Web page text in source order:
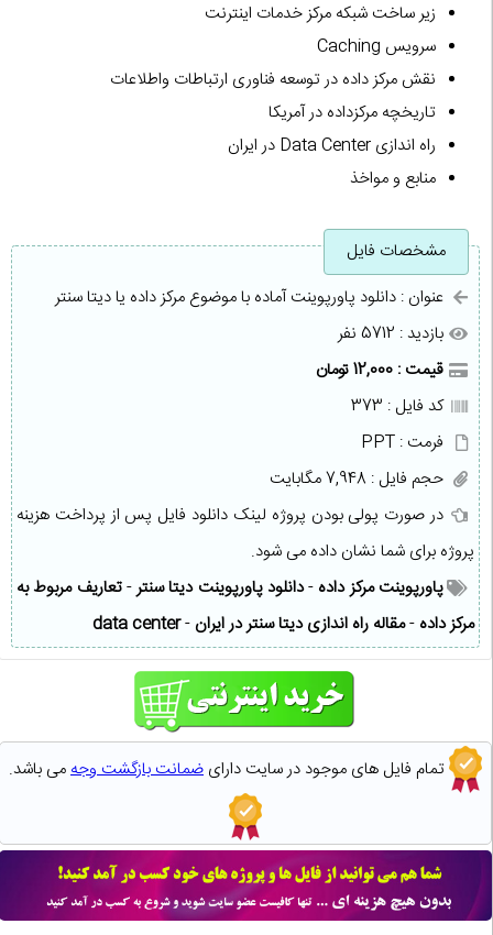
زیر ساخت شبکه مرکز خدمات اینترنت
سرویس Caching
نقش مرکز داده در توسعه فناوری ارتباطات واطلاعات
تاریخچه مرکزداده در آمریکا
راه اندازى Data Center در ایران
منابع و مواخذ
مشخصات فایل
عنوان : دانلود پاورپوینت آماده با موضوع مرکز داده یا دیتا سنتر
بازدید : 5712 نفر
قیمت : 12,000 تومان
کد فایل : 373
فرمت : PPT
حجم فایل : 7,948 مگابایت
در صورت پولی بودن پروژه لینک دانلود فایل پس از پرداخت هزینه
پروژه برای شما نشان داده می شود.
پاورپوینت مرکز داده-دانلود پاورپوینت دیتا سنتر-تعاریف مربوط به
مرکز داده-مقاله راه اندازی دیتا سنتر در ایران-
data center
تمام فایل های موجود در سایت دارای ضمانت بازگشت وجهمی باشد.